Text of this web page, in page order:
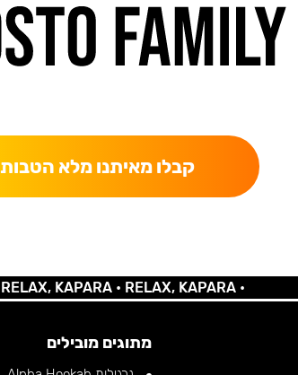
קבלו מאיתנו מלא הטבות
KAPARA •RELAX, KAPARA •
מתוגים מובילים